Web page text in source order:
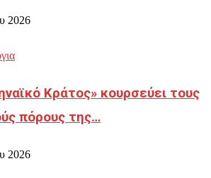
2026
Κράτος» κουρσεύει τους
πόρους της…
2026